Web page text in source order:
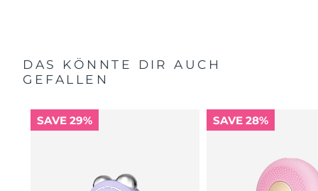
DAS KÖNNTE DIR AUCH
GEFALLEN
SAVE 29% SAVE 28%